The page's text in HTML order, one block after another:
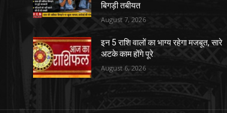
बिगड़ी तबीयत
August 7, 2026
इन 5 राशि वालों का भाग्य रहेगा मजबूत, सारे
अटके काम होंगे पूरे
August 6, 2026